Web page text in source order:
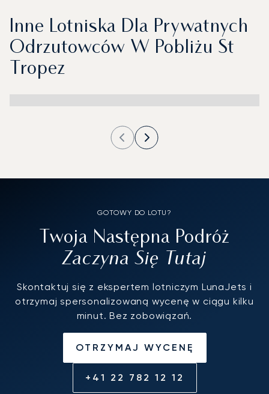
Inne Lotniska Dla Prywatnych
Odrzutowców W Pobliżu St
Tropez
GOTOWY DO LOTU?
Twoja Następna Podróż
Zaczyna Się Tutaj
Skontaktuj się z ekspertem lotniczym LunaJets i
otrzymaj spersonalizowaną wycenę w ciągu kilku
minut. Bez zobowiązań.
OTRZYMAJ WYCENĘ
+41 22 782 12 12